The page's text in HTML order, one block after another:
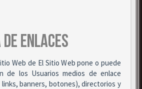
ENLACES
Web de El Sitio Web pone o puede
de los Usuarios medios de enlace
banners, botones), directorios y